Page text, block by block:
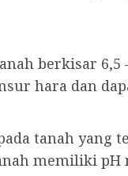
berkisar 6,5
hara dan
tanah yang
memiliki pH